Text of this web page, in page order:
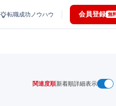
転職成功ノウハウ 会員登録 無
関連度順新着順詳細表示